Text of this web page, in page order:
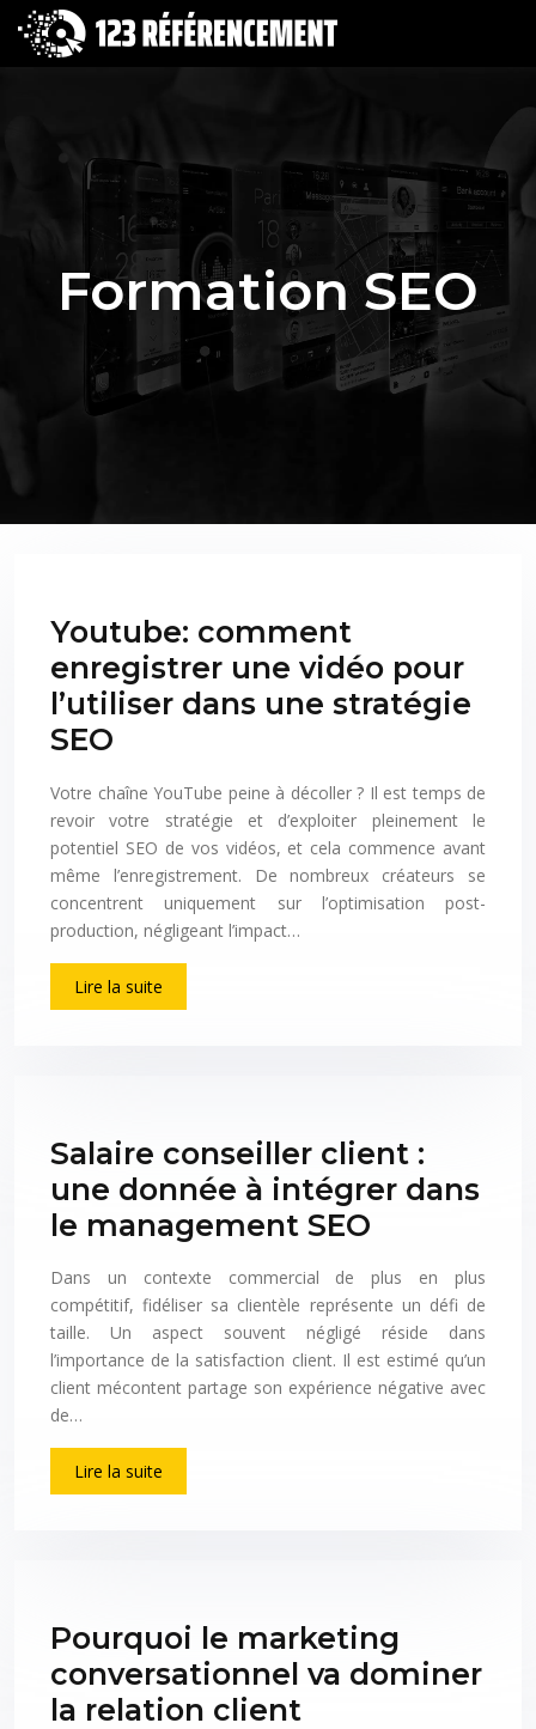
Formation SEO
Youtube: comment
enregistrer une vidéo pour
l’utiliser dans une stratégie
SEO
Votre chaîne YouTube peine à décoller ? Il est temps de
revoir votre stratégie et d’exploiter pleinement le
potentiel SEO de vos vidéos, et cela commence avant
même l’enregistrement. De nombreux créateurs se
concentrent uniquement sur l’optimisation post-
production, négligeant l’impact…
Lire la suite
Salaire conseiller client :
une donnée à intégrer dans
le management SEO
Dans un contexte commercial de plus en plus
compétitif, fidéliser sa clientèle représente un défi de
taille. Un aspect souvent négligé réside dans
l’importance de la satisfaction client. Il est estimé qu’un
client mécontent partage son expérience négative avec
de…
Lire la suite
Pourquoi le marketing
conversationnel va dominer
la relation client